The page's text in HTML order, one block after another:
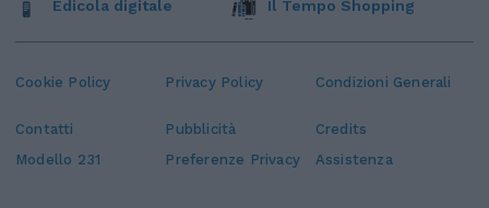
Cookie Policy Privacy Policy Condizioni Generali
Contatti Pubblicità
Credits
Modello 231
Preferenze Privacy Assistenza
Edicola digitale Il Tempo Shopping